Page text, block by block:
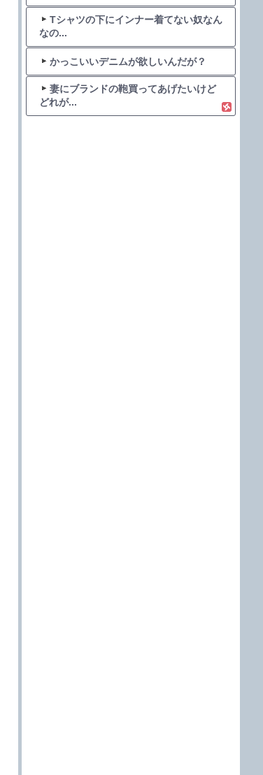
Tシャツの下にインナー着てない奴なん
なの...
かっこいいデニムが欲しいんだが？
妻にブランドの鞄買ってあげたいけど
どれが...